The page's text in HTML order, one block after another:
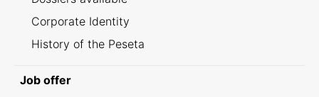
Corporate Identity
History of the Peseta
Job offer